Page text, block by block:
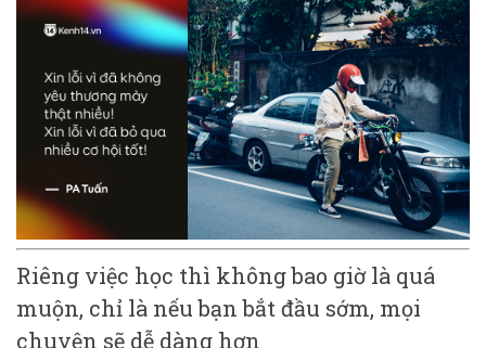
Riêng việc học thì không bao giờ là quá
muộn, chỉ là nếu bạn bắt đầu sớm, mọi
chuyện sẽ dễ dàng hơn